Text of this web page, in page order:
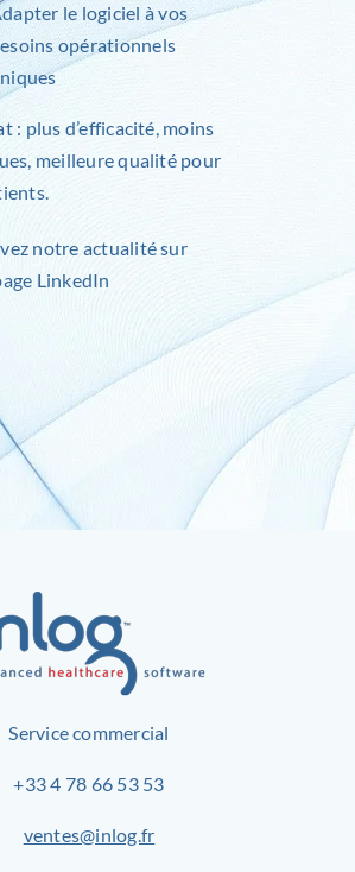
le logiciel à vos
opérationnels
: plus d’efficacité, moins
meilleure qualité pour
notre actualité sur
LinkedIn
Service commercial
+33 4 78 66 53 53
ventes@inlog.fr